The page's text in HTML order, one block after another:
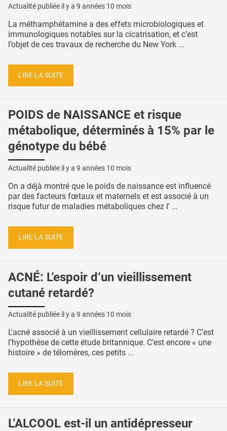
Actualité publiée il y a 9 années 10 mois
La méthamphétamine a des effets microbiologiques et
immunologiques notables sur la cicatrisation, et c’est
l’objet de ces travaux de recherche du New York ...
LIRE LA SUITE
POIDS de NAISSANCE et risque
métabolique, déterminés à 15% par le
génotype du bébé
Actualité publiée il y a 9 années 10 mois
On a déjà montré que le poids de naissance est influencé
par des facteurs fœtaux et maternels et est associé à un
risque futur de maladies métaboliques chez l' ...
LIRE LA SUITE
ACNÉ: L'espoir d‘un vieillissement
cutané retardé?
Actualité publiée il y a 9 années 10 mois
L'acné associé à un vieillissement cellulaire retardé ? C’est
l’hypothèse de cette étude britannique. C’est encore « une
histoire » de télomères, ces petits ...
LIRE LA SUITE
L'ALCOOL est-il un antidépresseur